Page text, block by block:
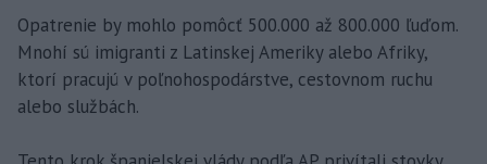
Opatrenie by mohlo pomôcť 500.000 až 800.000 ľuďom.
Mnohí sú imigranti z Latinskej Ameriky alebo Afriky,
ktorí pracujú v poľnohospodárstve, cestovnom ruchu
alebo službách.